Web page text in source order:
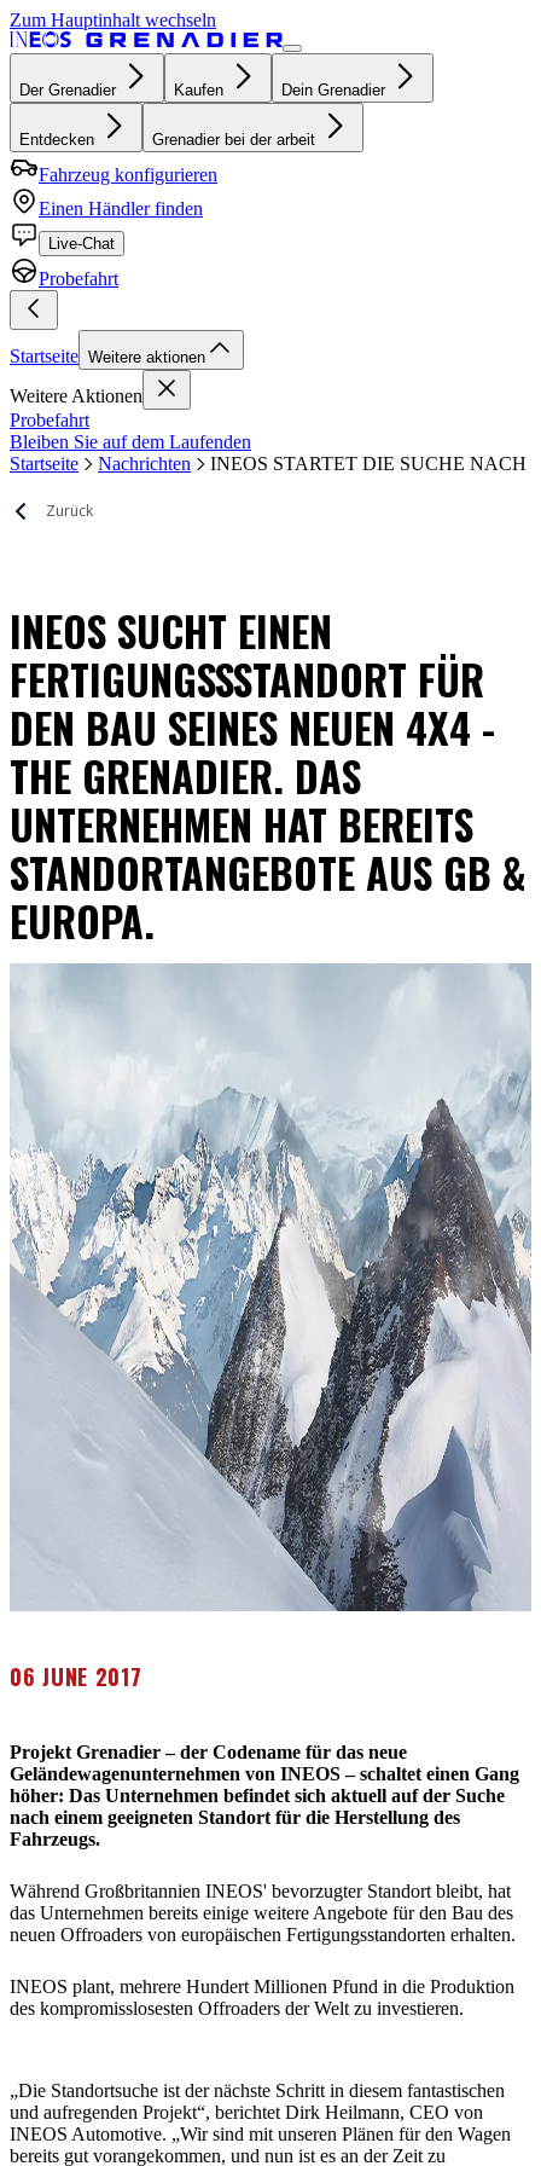
Zum Hauptinhalt wechseln
Der Grenadier Kaufen Dein Grenadier
Entdecken Grenadier bei der arbeit
Fahrzeug konfigurieren
Einen Händler finden
Live-Chat
Probefahrt
Startseite Weitere aktionen
Weitere Aktionen
Probefahrt
Bleiben Sie auf dem Laufenden
Startseite
Nachrichten INEOS STARTET DIE SUCHE NACH
Zurück
INEOS SUCHT EINEN
FERTIGUNGSSSTANDORT FÜR
DEN BAU SEINES NEUEN 4X4 -
THE GRENADIER. DAS
UNTERNEHMEN HAT BEREITS
STANDORTANGEBOTE AUS GB &
EUROPA.
06 JUNE 2017
Projekt Grenadier – der Codename für das neue
Geländewagenunternehmen von INEOS – schaltet einen Gang
höher: Das Unternehmen befindet sich aktuell auf der Suche
nach einem geeigneten Standort für die Herstellung des
Fahrzeugs.
Während Großbritannien INEOS' bevorzugter Standort bleibt, hat
das Unternehmen bereits einige weitere Angebote für den Bau des
neuen Offroaders von europäischen Fertigungsstandorten erhalten.
INEOS plant, mehrere Hundert Millionen Pfund in die Produktion
des kompromisslosesten Offroaders der Welt zu investieren.
„Die Standortsuche ist der nächste Schritt in diesem fantastischen
und aufregenden Projekt“, berichtet Dirk Heilmann, CEO von
INEOS Automotive. „Wir sind mit unseren Plänen für den Wagen
bereits gut vorangekommen, und nun ist es an der Zeit zu